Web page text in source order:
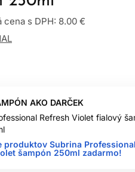
cena s DPH: 8.00 €
AKO DARČEK
Refresh Violet fialový
produktov Subrina
šampón 250ml zadarmo!